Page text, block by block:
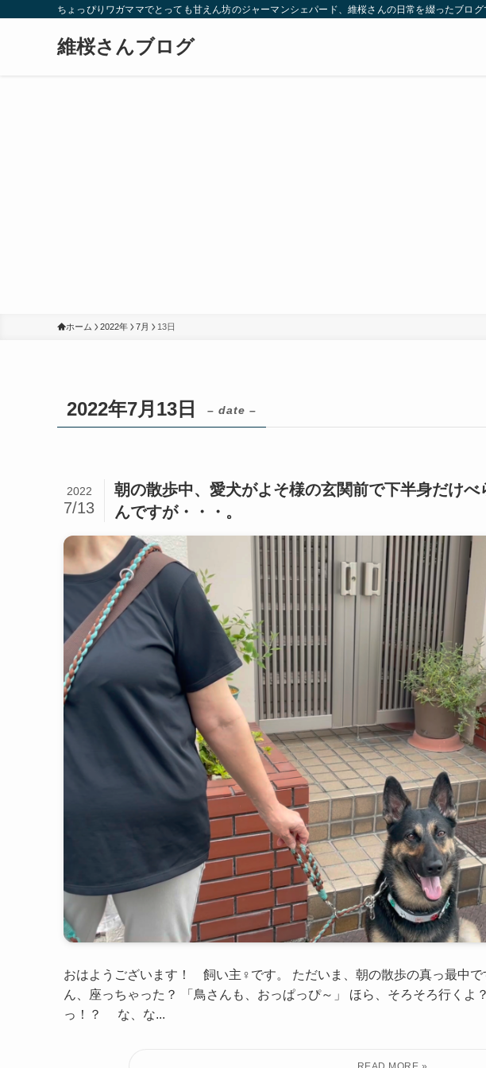
ちょっぴりワガママでとっても甘えん坊のジャーマンシェパード、維桜さんの日常を綴ったブログ
維桜さんブログ
ホーム 2022年 7月 13日
2022年7月13日 – date –
朝の散歩中、愛犬がよそ様の玄関前で下半身だけ
んですが・・・。
2022
7/13
おはようございます！ 飼い主♀です。 ただいま、朝の散歩の真っ最中で
ん、座っちゃった？ 「鳥さんも、おっぱっぴ～」 ほら、そろそろ行く
っ！？ な、な...